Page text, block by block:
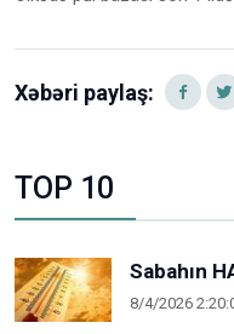
Xəbəri paylaş:
TOP 10
Sabahın
8/4/2026